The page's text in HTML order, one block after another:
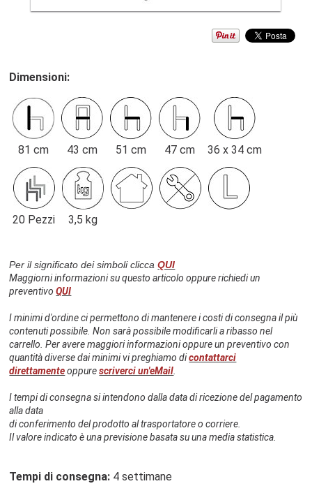
Dimensioni:
81 cm 43 cm 51 cm 47 cm 36 x 34 cm
20 Pezzi 3,5 kg
Per il significato dei simboli cliccaQUI
Maggiorni informazioni su questo articolo oppure richiedi un
preventivoQUI
I minimi d'ordine ci permettono di mantenere i costi di consegna il più
contenuti possibile. Non sarà possibile modificarli a ribasso nel
carrello. Per avere maggiori informazioni oppure un preventivo con
quantità diverse dai minimi vi preghiamo dicontattarci
direttamenteoppurescriverci un'eMail
I tempi di consegna si intendono dalla data di ricezione del pagamento
alla data
di conferimento del prodotto al trasportatore o corriere.
Il valore indicato è una previsione basata su una media statistica.
Tempi di consegna: 4 settimane